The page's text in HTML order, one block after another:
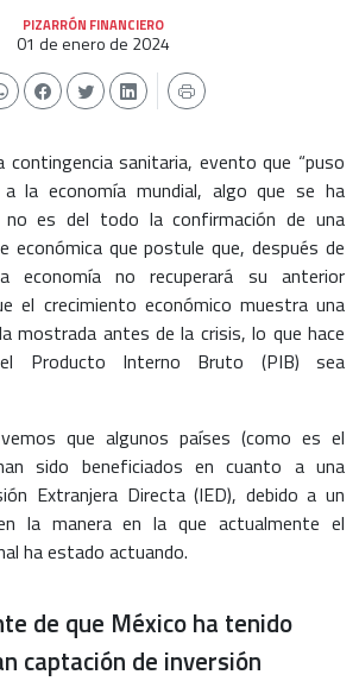
PIZARRÓN FINANCIERO
01 de enero de 2024
contingencia sanitaria, evento que “puso
a la economía mundial, algo que se ha
no es del todo la confirmación de una
económica que postule que, después de
economía no recuperará su anterior
el crecimiento económico muestra una
mostrada antes de la crisis, lo que hace
Producto Interno Bruto (PIB) sea
que algunos países (como es el
sido beneficiados en cuanto a una
Extranjera Directa (IED), debido a un
la manera en la que actualmente el
ha estado actuando.
de que México ha tenido
captación de inversión